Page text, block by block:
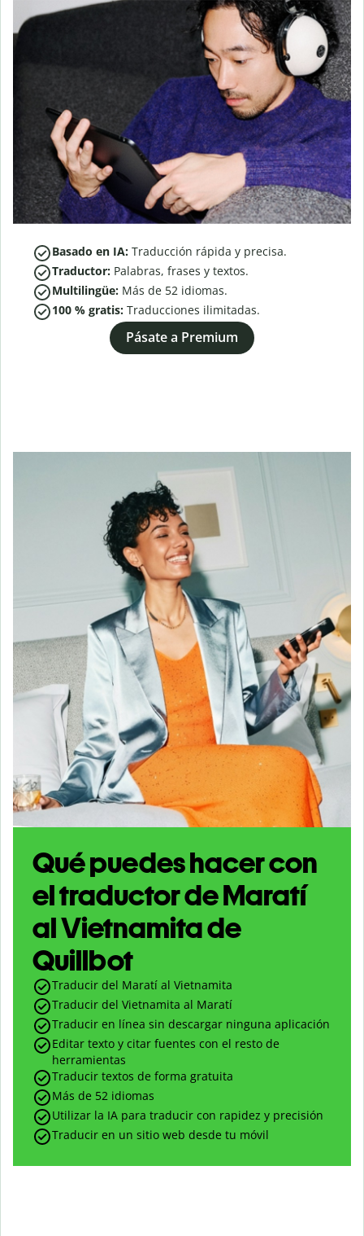
Basado en IA: Traducción rápida y precisa.
Traductor: Palabras, frases y textos.
Multilingüe: Más de 52 idiomas.
100 % gratis: Traducciones ilimitadas.
Pásate a Premium
Qué puedes hacer con
el traductor de Maratí
al Vietnamita de
Quillbot
Traducir del Maratí al Vietnamita
Traducir del Vietnamita al Maratí
Traducir en línea sin descargar ninguna aplicación
Editar texto y citar fuentes con el resto de
herramientas
Traducir textos de forma gratuita
Más de 52 idiomas
Utilizar la IA para traducir con rapidez y precisión
Traducir en un sitio web desde tu móvil